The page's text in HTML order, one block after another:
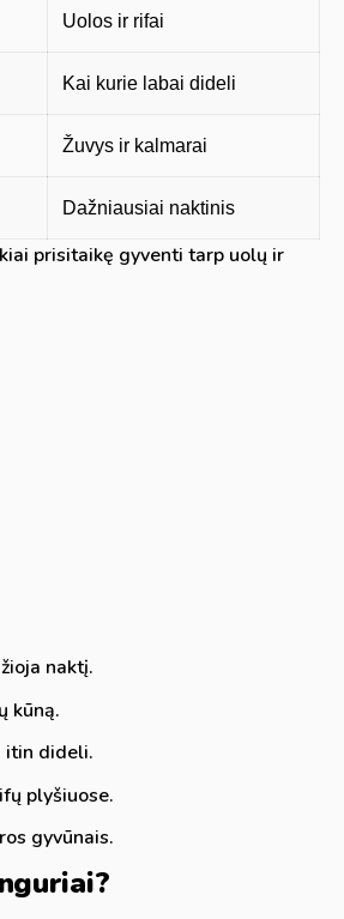
Uolos ir rifai
Kai kurie labai dideli
Žuvys ir kalmarai
Dažniausiai naktinis
prisitaikę gyventi tarp uolų ir
naktį.
kūną.
itin dideli.
plyšiuose.
gyvūnais.